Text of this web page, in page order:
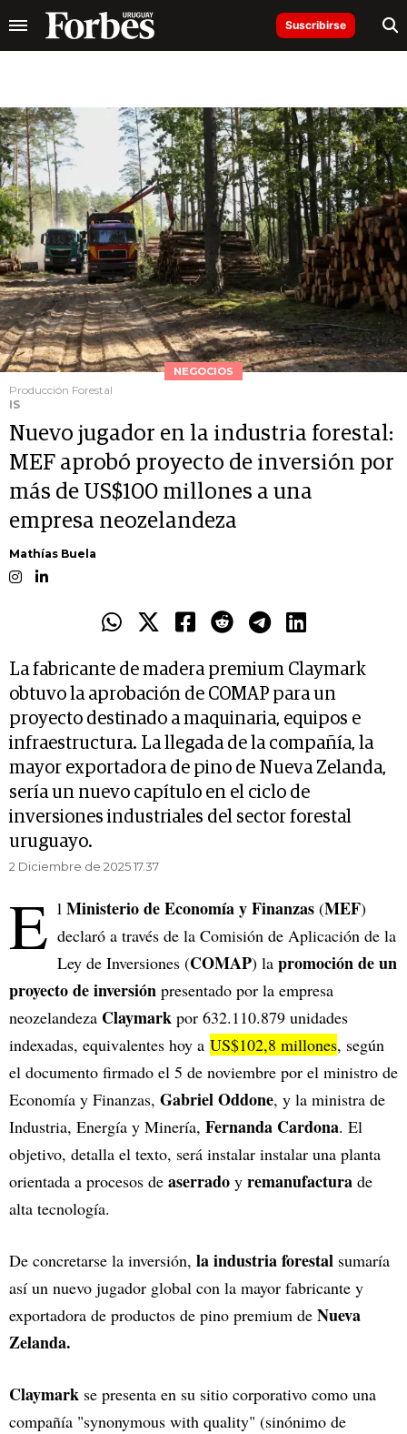
Suscribirse
NEGOCIOS
Producción Forestal
IS
Nuevo jugador en la industria forestal:
MEF aprobó proyecto de inversión por
más de US$100 millones a una
empresa neozelandeza
Mathías Buela
La fabricante de madera premium Claymark
obtuvo la aprobación de COMAP para un
proyecto destinado a maquinaria, equipos e
infraestructura. La llegada de la compañía, la
mayor exportadora de pino de Nueva Zelanda,
sería un nuevo capítulo en el ciclo de
inversiones industriales del sector forestal
uruguayo.
2 Diciembre de 2025 17.37
E l Ministerio de Economía y Finanzas (MEF)
declaró a través de la Comisión de Aplicación de la
Ley de Inversiones (COMAP) la promoción de un
proyecto de inversión presentado por la empresa
neozelandeza Claymark por 632.110.879 unidades
indexadas, equivalentes hoy a US$102,8 millones, según
el documento firmado el 5 de noviembre por el ministro de
Economía y Finanzas, Gabriel Oddone, y la ministra de
Industria, Energía y Minería, Fernanda Cardona. El
objetivo, detalla el texto, será instalar instalar una planta
orientada a procesos de aserrado y remanufactura de
alta tecnología.
De concretarse la inversión, la industria forestal sumaría
así un nuevo jugador global con la mayor fabricante y
exportadora de productos de pino premium de Nueva
Zelanda.
Claymark se presenta en su sitio corporativo como una
compañía "synonymous with quality" (sinónimo de